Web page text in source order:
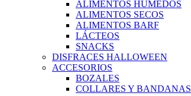
ALIMENTOS HUMEDOS
ALIMENTOS SECOS
ALIMENTOS BARF
LÁCTEOS
SNACKS
DISFRACES HALLOWEEN
ACCESORIOS
BOZALES
COLLARES Y BANDANAS